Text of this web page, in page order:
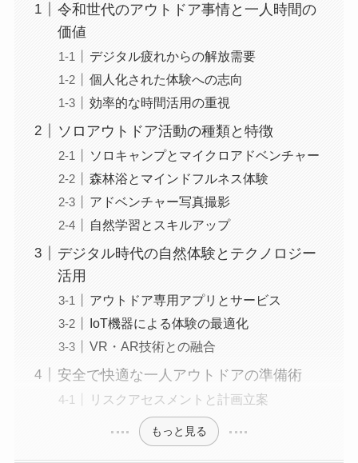
令和世代のアウトドア事情と一人時間の
価値
デジタル疲れからの解放需要
個人化された体験への志向
効率的な時間活用の重視
ソロアウトドア活動の種類と特徴
ソロキャンプとマイクロアドベンチャー
森林浴とマインドフルネス体験
アドベンチャー写真撮影
自然学習とスキルアップ
デジタル時代の自然体験とテクノロジー
活用
アウトドア専用アプリとサービス
IoT機器による体験の最適化
VR・AR技術との融合
安全で快適な一人アウトドアの準備術
リスクアセスメントと計画立案
もっと見る